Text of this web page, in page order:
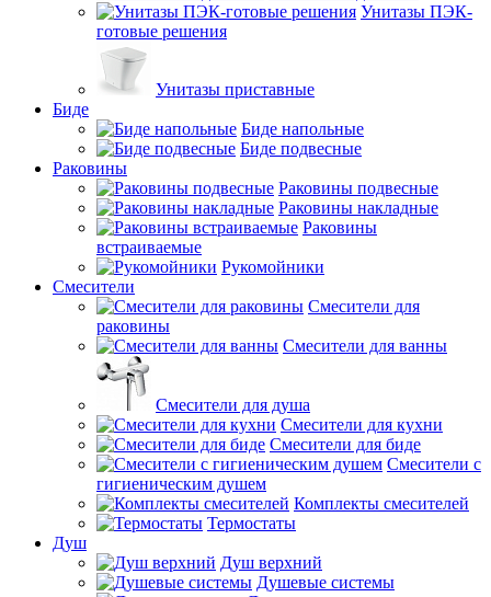
Унитазы ПЭК-
готовые решения
Унитазы приставные
Биде
Биде напольные
Биде подвесные
Раковины
Раковины подвесные
Раковины накладные
Раковины
встраиваемые
Рукомойники
Смесители
Смесители для
раковины
Смесители для ванны
Смесители для душа
Смесители для кухни
Смесители для биде
Смесители с
гигиеническим душем
Комплекты смесителей
Термостаты
Душ
Душ верхний
Душевые системы